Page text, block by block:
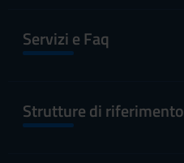
Servizi e Faq
Strutture di riferimento